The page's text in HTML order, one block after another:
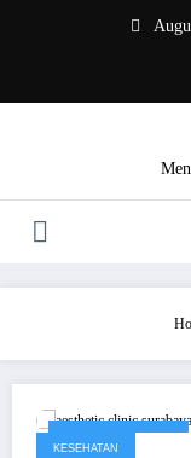
KESEHATAN